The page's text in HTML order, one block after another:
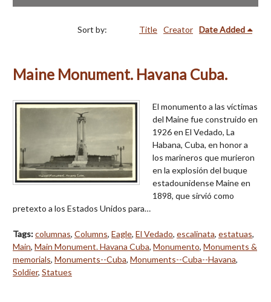
Sort by: Title Creator Date Added
Maine Monument. Havana Cuba.
El monumento a las víctimas
del Maine fue construido en
1926 en El Vedado, La
Habana, Cuba, en honor a
los marineros que murieron
en la explosión del buque
estadounidense Maine en
1898, que sirvió como
pretexto a los Estados Unidos para…
Tags:columnas, Columns, Eagle, El Vedado, escalinata, estatuas,
Main, Main Monument. Havana Cuba, Monumento, Monuments &
memorials, Monuments--Cuba, Monuments--Cuba--Havana,
Soldier, Statues